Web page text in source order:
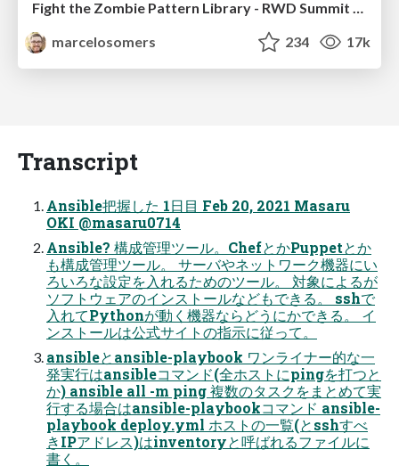
marcelosomers
234 17k
Transcript
Ansible把握した 1日目 Feb 20, 2021 Masaru
OKI @masaru0714
Ansible? 構成管理ツール。ChefとかPuppetとか
も構成管理ツール。 サーバやネットワーク機器にい
ろいろな設定を入れるためのツール。 対象によるが
ソフトウェアのインストールなどもできる。 sshで
入れてPythonが動く機器ならどうにかできる。 イ
ンストールは公式サイトの指示に従って。
ansibleとansible-playbook ワンライナー的な一
発実行はansibleコマンド(全ホストにpingを打つと
か) ansible all -m ping 複数のタスクをまとめて実
行する場合はansible-playbookコマンド ansible-
playbook deploy.yml ホストの一覧(とsshすべ
きIPアドレス)はinventoryと呼ばれるファイルに
書く。